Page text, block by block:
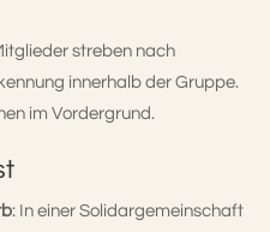
streben nach
innerhalb der Gruppe.
im Vordergrund.
: In einer Solidargemeinschaft